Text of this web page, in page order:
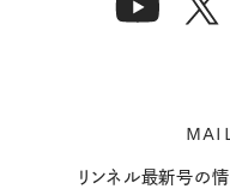
リンネル最新号の